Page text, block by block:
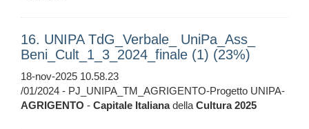
16. UNIPA TdG_Verbale_ UniPa_Ass_
Beni_Cult_1_3_2024_finale (1) (23%)
18-nov-2025 10.58.23
/01/2024 - PJ_UNIPA_TM_AGRIGENTO-Progetto UNIPA-
AGRIGENTO - Capitale ItalianadellaCultura 2025